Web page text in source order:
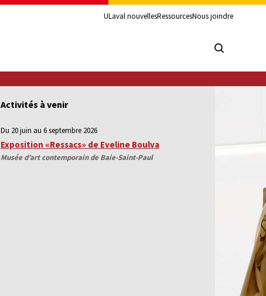
ULaval nouvellesRessourcesNous joindre
Activités à venir
Du 20 juin au 6 septembre 2026
Exposition «Ressacs» de Eveline Boulva
Musée d’art contemporain de Baie-Saint-Paul